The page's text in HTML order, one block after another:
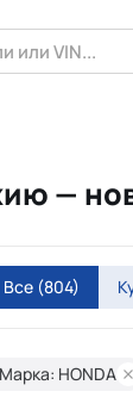
—
Все (804)
Марка: HONDA